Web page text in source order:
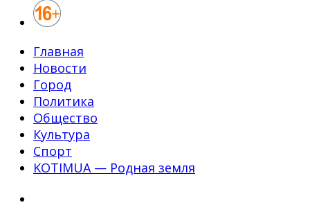
Главная
Новости
Город
Политика
Общество
Культура
Спорт
KOTIMUA — Родная земля